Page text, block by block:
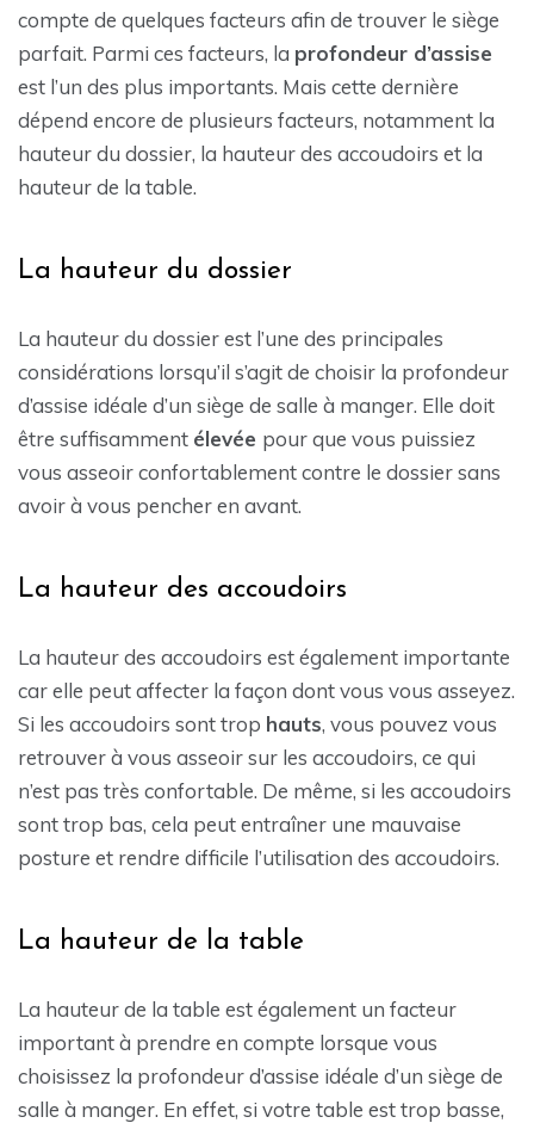
compte de quelques facteurs afin de trouver le siège
parfait. Parmi ces facteurs, la profondeur d’assise
est l’un des plus importants. Mais cette dernière
dépend encore de plusieurs facteurs, notamment la
hauteur du dossier, la hauteur des accoudoirs et la
hauteur de la table.
La hauteur du dossier
La hauteur du dossier est l’une des principales
considérations lorsqu’il s’agit de choisir la profondeur
d’assise idéale d’un siège de salle à manger. Elle doit
être suffisamment élevée pour que vous puissiez
vous asseoir confortablement contre le dossier sans
avoir à vous pencher en avant.
La hauteur des accoudoirs
La hauteur des accoudoirs est également importante
car elle peut affecter la façon dont vous vous asseyez.
Si les accoudoirs sont trop hauts, vous pouvez vous
retrouver à vous asseoir sur les accoudoirs, ce qui
n’est pas très confortable. De même, si les accoudoirs
sont trop bas, cela peut entraîner une mauvaise
posture et rendre difficile l’utilisation des accoudoirs.
La hauteur de la table
La hauteur de la table est également un facteur
important à prendre en compte lorsque vous
choisissez la profondeur d’assise idéale d’un siège de
salle à manger. En effet, si votre table est trop basse,